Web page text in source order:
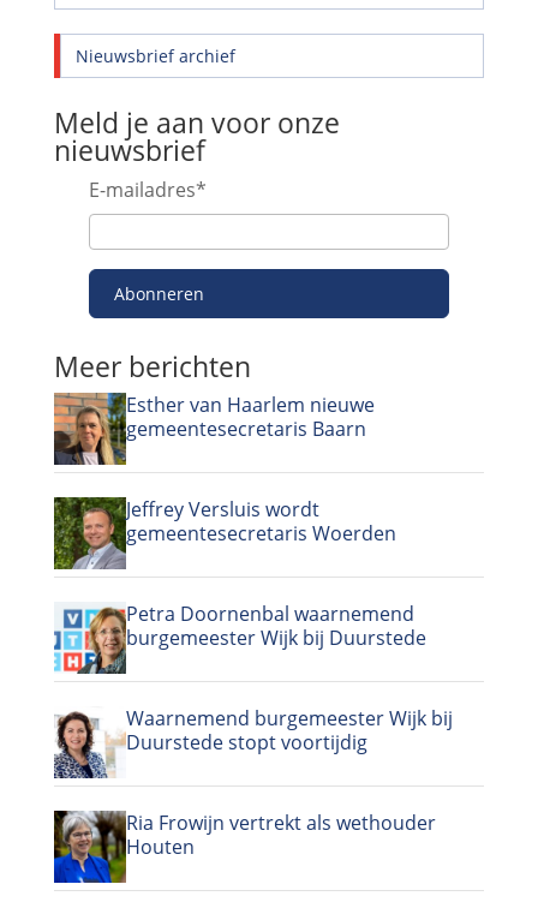
Nieuwsbrief archief
Meld je aan voor onze
nieuwsbrief
E-mailadres*
Abonneren
Meer berichten
Esther van Haarlem nieuwe
gemeentesecretaris Baarn
Jeffrey Versluis wordt
gemeentesecretaris Woerden
Petra Doornenbal waarnemend
burgemeester Wijk bij Duurstede
Waarnemend burgemeester Wijk bij
Duurstede stopt voortijdig
Ria Frowijn vertrekt als wethouder
Houten